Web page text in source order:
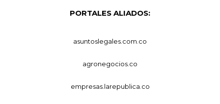
PORTALES ALIADOS:
asuntoslegales.com.co
agronegocios.co
empresas.larepublica.co